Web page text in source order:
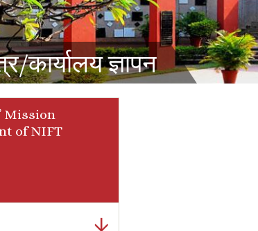
कार्यालय ज्ञापन
Mission
of NIFT